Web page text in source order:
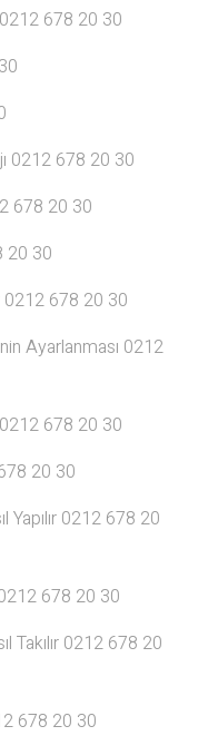
0212 678 20 30
0212 678 20 30
678 20 30
20 30
0212 678 20 30
Ayarlanması 0212
0212 678 20 30
20 30
Yapılır 0212 678 20
678 20 30
Takılır 0212 678 20
678 20 30